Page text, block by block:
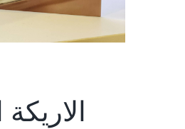
الاريكة